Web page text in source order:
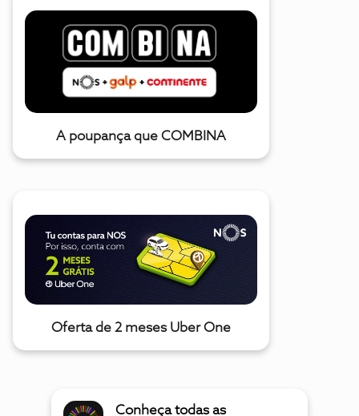
A poupança que COMBINA
Oferta de 2 meses Uber One
Conheça todas as